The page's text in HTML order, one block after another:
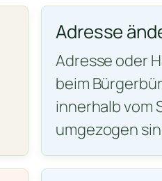
Adresse
Adresse oder
beim
innerhalb vom
umgezogen